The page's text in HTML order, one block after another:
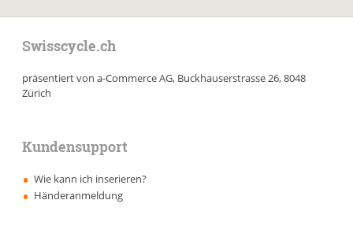
Swisscycle.ch
präsentiert von a-Commerce AG, Buckhauserstrasse 26, 8048
Zürich
Kundensupport
Wie kann ich inserieren?
Händeranmeldung